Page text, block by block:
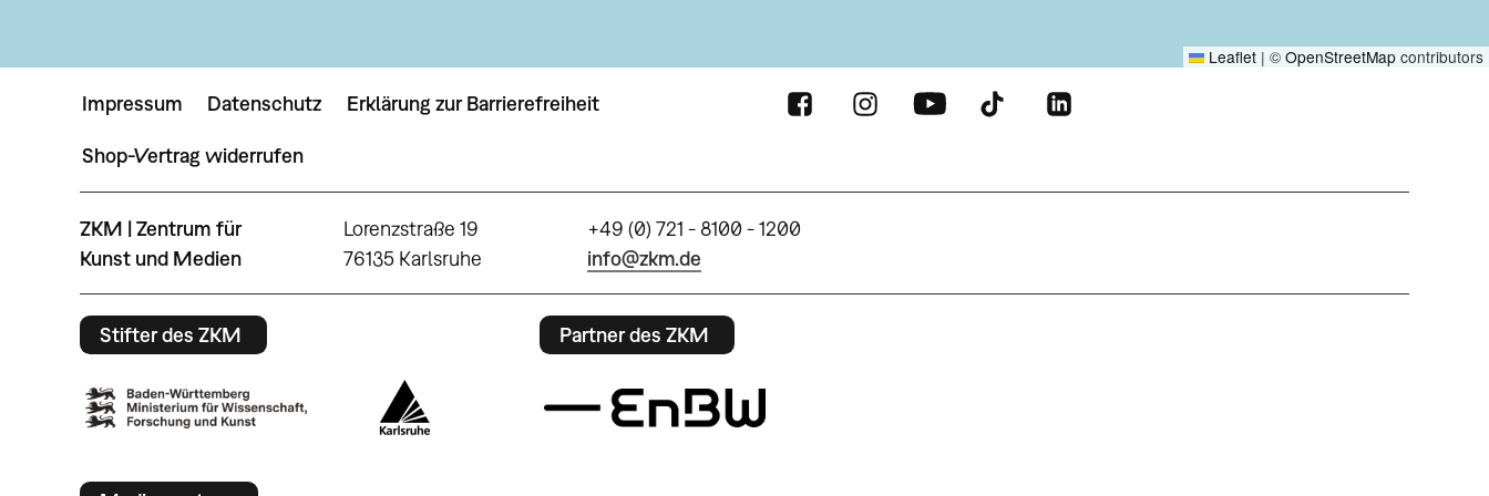
Leaflet | © OpenStreetMap contributors
Impressum Datenschutz Erklärung zur Barrierefreiheit
Shop-Vertrag widerrufen
ZKM | Zentrum für
Kunst und Medien
Lorenzstraße 19
76135 Karlsruhe
+49 (0) 721 - 8100 - 1200
info@zkm.de
Stifter des ZKM Partner des ZKM